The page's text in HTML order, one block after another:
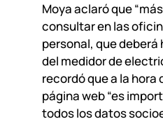
Moya aclaró que
consultar en las
personal, que
del medidor de
recordó que a la hora
página web “es
todos los datos